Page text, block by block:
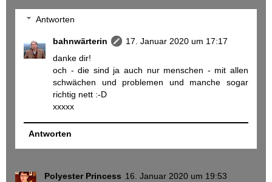
Antworten
bahnwärterin
17. Januar 2020 um 17:17
danke dir!
och - die sind ja auch nur menschen - mit allen
schwächen und problemen und manche sogar
richtig nett :-D
xxxxx
Antworten
Polyester Princess 16. Januar 2020 um 19:53